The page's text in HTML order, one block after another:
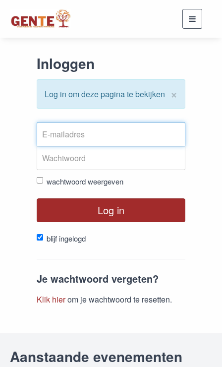
Toggle
Inloggen
×
Log in om deze pagina te bekijken
wachtwoord weergeven
Log in
blijf ingelogd
Je wachtwoord vergeten?
Klik hierom je wachtwoord te resetten.
Aanstaande evenementen